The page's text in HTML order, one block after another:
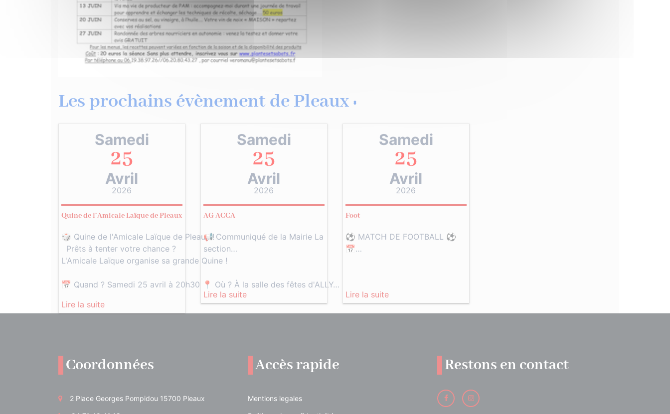
Les prochains évènement de Pleaux :
Samedi
25
Avril
2026
Quine de l’Amicale Laïque de Pleaux
🎲 Quine de l'Amicale Laïque de Pleaux !
Prêts à tenter votre chance ?
L'Amicale Laïque organise sa grande Quine !
📅 Quand ? Samedi 25 avril à 20h30 📍 Où ? À la salle des fêtes d'ALLY…
Lire la suite
Samedi
25
Avril
2026
AG ACCA
📢 Communiqué de la Mairie La
section…
Lire la suite
Samedi
25
Avril
2026
Foot
⚽️ MATCH DE FOOTBALL ⚽️
📅…
Lire la suite
Coordonnées
2 Place Georges Pompidou 15700 Pleaux
Accès rapide
Mentions legales
Restons en contact